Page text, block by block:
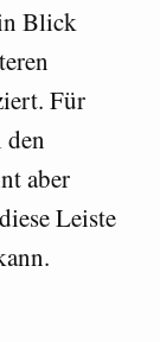
Blick
Für
aber
Leiste